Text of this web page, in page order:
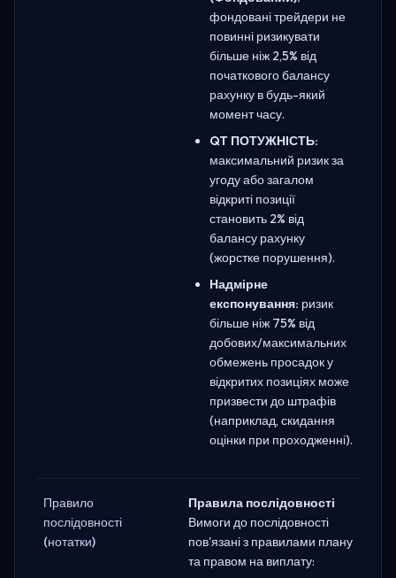
фондовані трейдери не
повинні ризикувати
більше ніж 2,5% від
початкового балансу
рахунку в будь-який
момент часу.
QT ПОТУЖНІСТЬ:
максимальний ризик за
угоду або загалом
відкриті позиції
становить 2% від
балансу рахунку
(жорстке порушення).
Надмірне
експонування: ризик
більше ніж 75% від
добових/максимальних
обмежень просадок у
відкритих позиціях може
призвести до штрафів
(наприклад, скидання
оцінки при проходженні).
Правило
послідовності
(нотатки)
Правила послідовності
Вимоги до послідовності
пов'язані з правилами плану
та правом на виплату: